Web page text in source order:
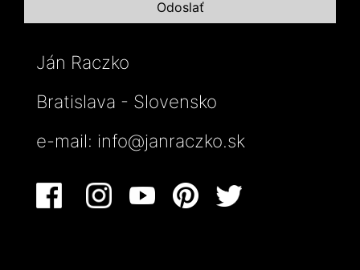
Ján Raczko
Bratislava - Slovensko
e-mail: info@janraczko.sk